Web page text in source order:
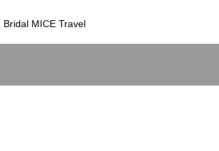
Bridal MICE Travel